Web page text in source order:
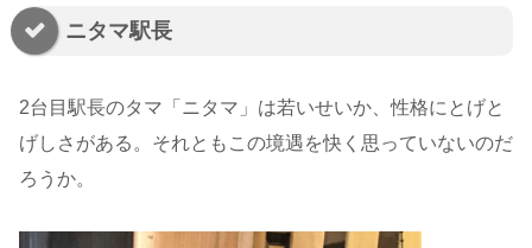
ニタマ駅長
2台目駅長のタマ「ニタマ」は若いせいか、性格にとげと
げしさがある。それともこの境遇を快く思っていないのだ
ろうか。